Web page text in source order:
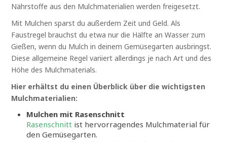
Nährstoffe aus den Mulchmaterialien werden freigesetzt.
Mit Mulchen sparst du außerdem Zeit und Geld. Als
Faustregel brauchst du etwa nur die Hälfte an Wasser zum
Gießen, wenn du Mulch in deinem Gemüsegarten ausbringst.
Diese allgemeine Regel variiert allerdings je nach Art und des
Höhe des Mulchmaterials.
Hier erhältst du einen Überblick über die wichtigsten
Mulchmaterialien:
Mulchen mit Rasenschnitt
Rasenschnitt ist hervorragendes Mulchmaterial für
den Gemüsegarten.